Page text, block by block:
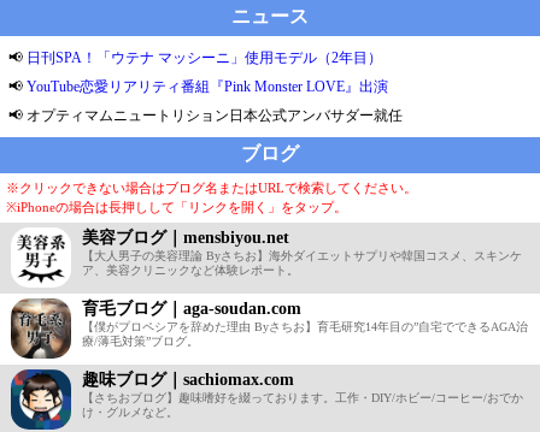
ニュース
📢 日刊SPA！「ウテナ マッシーニ」使用モデル（2年目）
📢 YouTube恋愛リアリティ番組『Pink Monster LOVE』出演
📢 オプティマムニュートリション日本公式アンバサダー就任
ブログ
※クリックできない場合はブログ名またはURLで検索してください。
※iPhoneの場合は長押しして「リンクを開く」をタップ。
美容ブログ｜mensbiyou.net
【大人男子の美容理論 Byさちお】海外ダイエットサプリや韓国コスメ、スキンケ
ア、美容クリニックなど体験レポート。
育毛ブログ｜aga-soudan.com
【僕がプロペシアを辞めた理由 Byさちお】育毛研究14年目の”自宅でできるAGA治
療/薄毛対策”ブログ。
趣味ブログ｜sachiomax.com
【さちおブログ】趣味嗜好を綴っております。工作・DIY/ホビー/コーヒー/おでか
け・グルメなど。